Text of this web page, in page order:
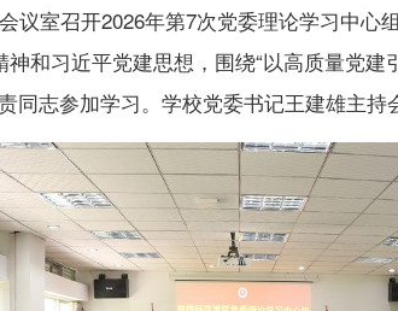
议室召开2026年第7次党委理论学习中
和习近平党建思想，围绕“以高质量党建
志参加学习。学校党委书记王建雄主持